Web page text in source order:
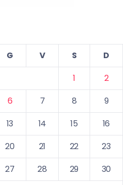
G V S
D
1
2
6 7 8
9
13 14 15
16
20 21 22
23
27 28 29
30